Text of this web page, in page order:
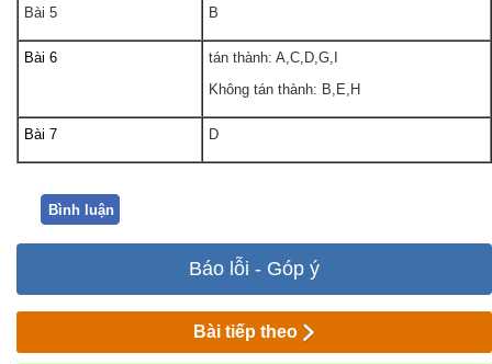
Bài 5 B
Bài 6
tán thành: A,C,D,G,I
Không tán thành: B,E,H
Bài 7 D
Bình luận
Báo lỗi - Góp ý
Bài tiếp theo